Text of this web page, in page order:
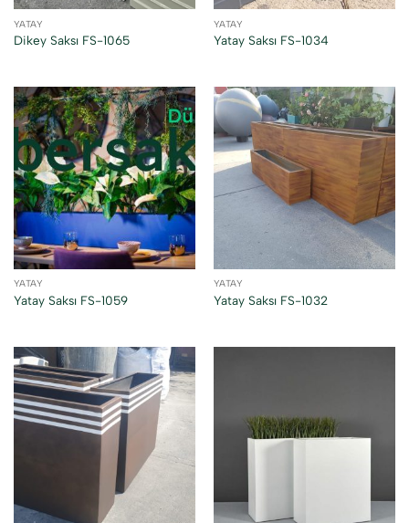
YATAY
Dikey Saksı FS-1065
YATAY
Yatay Saksı FS-1034
YATAY
Yatay Saksı FS-1059
YATAY
Yatay Saksı FS-1032